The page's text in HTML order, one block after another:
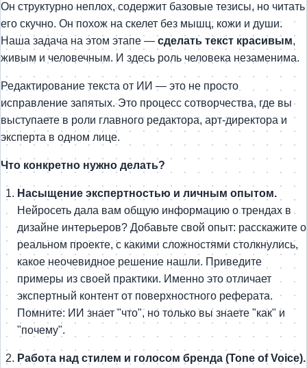
Он структурно неплох, содержит базовые тезисы, но читать
его скучно. Он похож на скелет без мышц, кожи и души.
Наша задача на этом этапе — сделать текст красивым,
живым и человечным. И здесь роль человека незаменима.
Редактирование текста от ИИ — это не просто
исправление запятых. Это процесс сотворчества, где вы
выступаете в роли главного редактора, арт-директора и
эксперта в одном лице.
Что конкретно нужно делать?
Насыщение экспертностью и личным опытом.
Нейросеть дала вам общую информацию о трендах в
дизайне интерьеров? Добавьте свой опыт: расскажите о
реальном проекте, с какими сложностями столкнулись,
какое неочевидное решение нашли. Приведите
примеры из своей практики. Именно это отличает
экспертный контент от поверхностного реферата.
Помните: ИИ знает "что", но только вы знаете "как" и
"почему".
Работа над стилем и голосом бренда (Tone of Voice).